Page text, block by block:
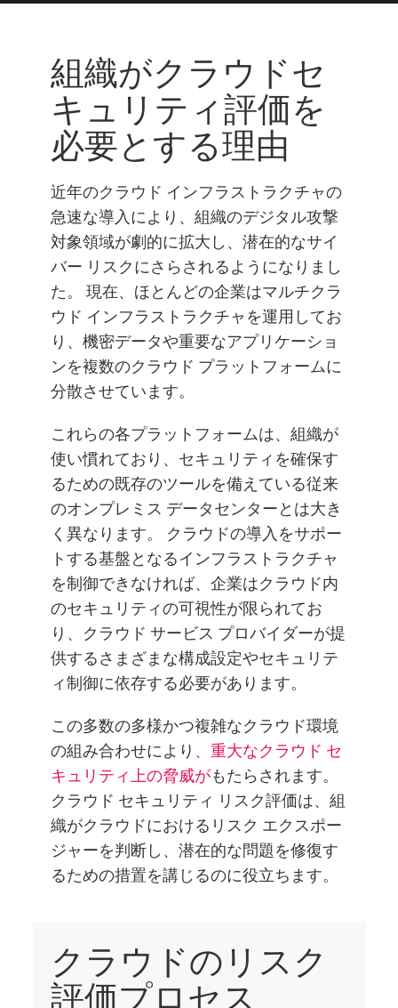
The Process
資格
チェック・ポイントによるク
ラウドセキュリティ評価
組織がクラウドセ
キュリティ評価を
必要とする理由
近年のクラウド インフラストラクチャの
急速な導入により、組織のデジタル攻撃
対象領域が劇的に拡大し、潜在的なサイ
バー リスクにさらされるようになりまし
た。 現在、ほとんどの企業はマルチクラ
ウド インフラストラクチャを運用してお
り、機密データや重要なアプリケーショ
ンを複数のクラウド プラットフォームに
分散させています。
これらの各プラットフォームは、組織が
使い慣れており、セキュリティを確保す
るための既存のツールを備えている従来
のオンプレミス データセンターとは大き
く異なります。 クラウドの導入をサポー
トする基盤となるインフラストラクチャ
を制御できなければ、企業はクラウド内
のセキュリティの可視性が限られてお
り、クラウド サービス プロバイダーが提
供するさまざまな構成設定やセキュリテ
ィ制御に依存する必要があります。
この多数の多様かつ複雑なクラウド環境
の組み合わせにより 、重大なクラウド セ
キュリティ上の脅威がもたらされます。
クラウド セキュリティ リスク評価は、組
織がクラウドにおけるリスク エクスポー
ジャーを判断し、潜在的な問題を修復す
るための措置を講じるのに役立ちます。
クラウドのリスク
評価プロセス